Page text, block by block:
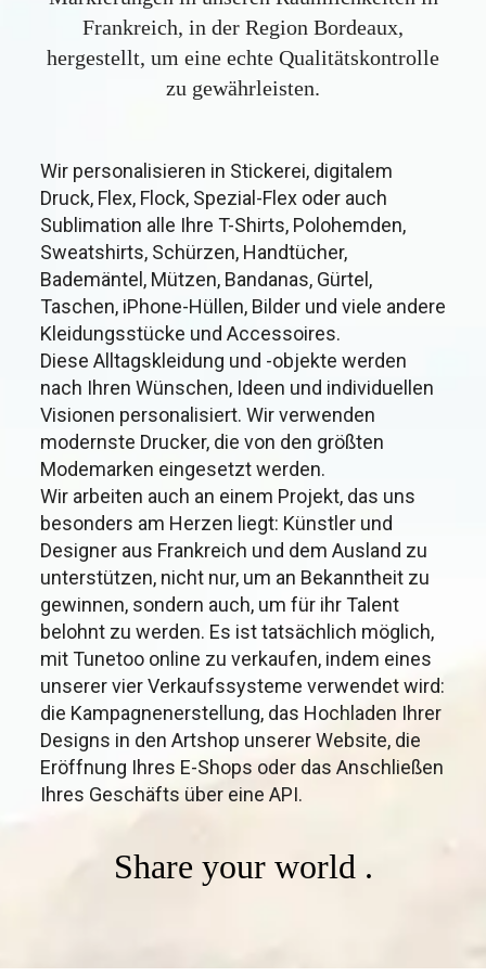
Frankreich, in der Region Bordeaux,
hergestellt, um eine echte Qualitätskontrolle
zu gewährleisten.
Wir personalisieren in Stickerei, digitalem
Druck, Flex, Flock, Spezial-Flex oder auch
Sublimation alle Ihre T-Shirts, Polohemden,
Sweatshirts, Schürzen, Handtücher,
Bademäntel, Mützen, Bandanas, Gürtel,
Taschen, iPhone-Hüllen, Bilder und viele andere
Kleidungsstücke und Accessoires.
Diese Alltagskleidung und -objekte werden
nach Ihren Wünschen, Ideen und individuellen
Visionen personalisiert. Wir verwenden
modernste Drucker, die von den größten
Modemarken eingesetzt werden.
Wir arbeiten auch an einem Projekt, das uns
besonders am Herzen liegt: Künstler und
Designer aus Frankreich und dem Ausland zu
unterstützen, nicht nur, um an Bekanntheit zu
gewinnen, sondern auch, um für ihr Talent
belohnt zu werden. Es ist tatsächlich möglich,
mit Tunetoo online zu verkaufen, indem eines
unserer vier Verkaufssysteme verwendet wird:
die Kampagnenerstellung, das Hochladen Ihrer
Designs in den Artshop unserer Website, die
Eröffnung Ihres E-Shops oder das Anschließen
Ihres Geschäfts über eine API.
Share your world .